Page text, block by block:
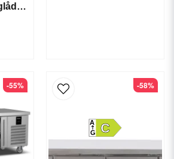
Grillkylbänk 3 draglådor 1795 mm
-55%
C
A
G
-58%